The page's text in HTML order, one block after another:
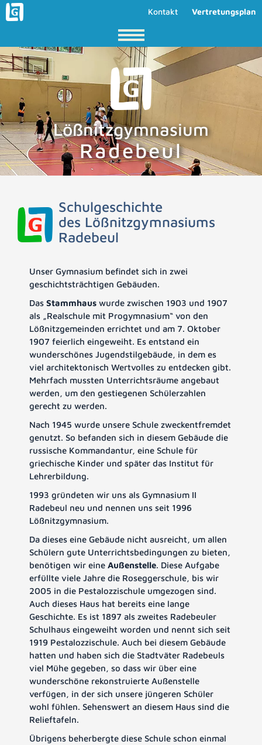
Kontakt Vertretungsplan
Lößnitzgymnasium
Radebeul
Schulgeschichte
des Lößnitzgymnasiums
Radebeul
Unser Gymnasium befindet sich in zwei
geschichtsträchtigen Gebäuden.
Das Stammhaus wurde zwischen 1903 und 1907
als „Realschule mit Progymnasium“ von den
Lößnitzgemeinden errichtet und am 7. Oktober
1907 feierlich eingeweiht. Es entstand ein
wunderschönes Jugendstilgebäude, in dem es
viel architektonisch Wertvolles zu entdecken gibt.
Mehrfach mussten Unterrichtsräume angebaut
werden, um den gestiegenen Schülerzahlen
gerecht zu werden.
Nach 1945 wurde unsere Schule zweckentfremdet
genutzt. So befanden sich in diesem Gebäude die
russische Kommandantur, eine Schule für
griechische Kinder und später das Institut für
Lehrerbildung.
1993 gründeten wir uns als Gymnasium II
Radebeul neu und nennen uns seit 1996
Lößnitzgymnasium.
Da dieses eine Gebäude nicht ausreicht, um allen
Schülern gute Unterrichtsbedingungen zu bieten,
benötigen wir eine Außenstelle. Diese Aufgabe
erfüllte viele Jahre die Roseggerschule, bis wir
2005 in die Pestalozzischule umgezogen sind.
Auch dieses Haus hat bereits eine lange
Geschichte. Es ist 1897 als zweites Radebeuler
Schulhaus eingeweiht worden und nennt sich seit
1919 Pestalozzischule. Auch bei diesem Gebäude
hatten und haben sich die Stadtväter Radebeuls
viel Mühe gegeben, so dass wir über eine
wunderschöne rekonstruierte Außenstelle
verfügen, in der sich unsere jüngeren Schüler
wohl fühlen. Sehenswert an diesem Haus sind die
Relieftafeln.
Übrigens beherbergte diese Schule schon einmal